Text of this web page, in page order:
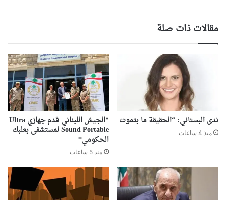
مقالات ذات صلة
ندى البستاني: “الحقيقة ما بتموت
منذ 4 ساعات
*الجيش اللبناني قدم جهازي Ultra
Sound Portable لمستشفى بعلبك
الحكومي*
منذ 5 ساعات